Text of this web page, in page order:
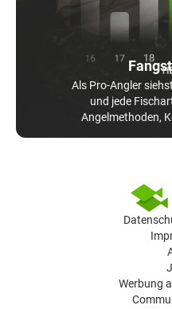
Als Pro-Angler
und jede
Angelmethoden,
Werbung